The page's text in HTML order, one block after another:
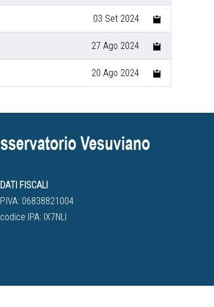
03 Set 2024
27 Ago 2024
20 Ago 2024
DATI FISCALI
P.IVA: 06838821004
codice IPA: IX7NLI